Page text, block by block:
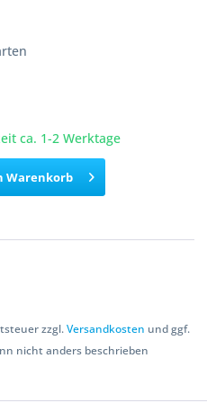
ca. 1-2 Werktage
Warenkorb
zzgl.Versandkosten und ggf.
nicht anders beschrieben